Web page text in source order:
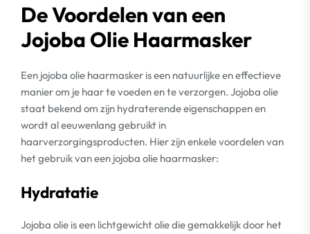
De Voordelen van een
Jojoba Olie Haarmasker
Een jojoba olie haarmasker is een natuurlijke en effectieve
manier om je haar te voeden en te verzorgen. Jojoba olie
staat bekend om zijn hydraterende eigenschappen en
wordt al eeuwenlang gebruikt in
haarverzorgingsproducten. Hier zijn enkele voordelen van
het gebruik van een jojoba olie haarmasker:
Hydratatie
Jojoba olie is een lichtgewicht olie die gemakkelijk door het